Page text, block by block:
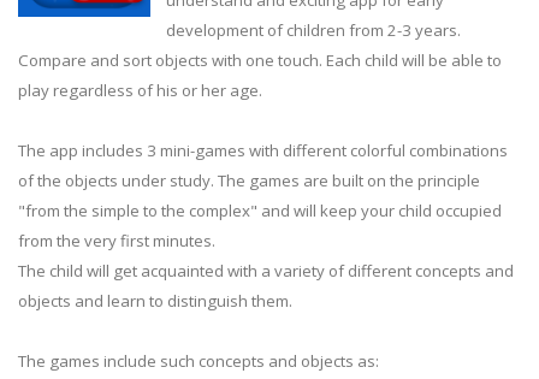
development of children from 2-3 years.
Compare and sort objects with one touch. Each child will be able to
play regardless of his or her age.
The app includes 3 mini-games with different colorful combinations
of the objects under study. The games are built on the principle
"from the simple to the complex" and will keep your child occupied
from the very first minutes.
The child will get acquainted with a variety of different concepts and
objects and learn to distinguish them.
The games include such concepts and objects as: